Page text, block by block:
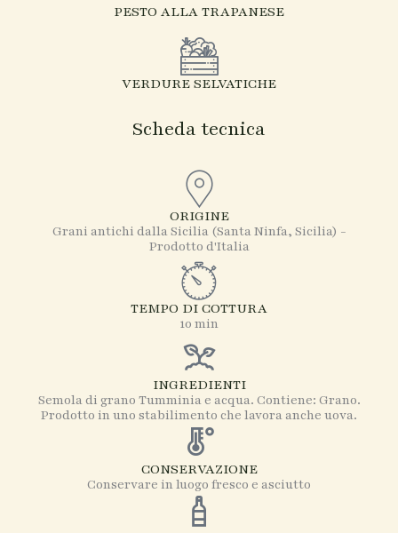
PESTO ALLA TRAPANESE
VERDURE SELVATICHE
Scheda tecnica
ORIGINE
Grani antichi dalla Sicilia (Santa Ninfa, Sicilia) -
Prodotto d'Italia
TEMPO DI COTTURA
10 min
INGREDIENTI
Semola di grano Tumminia e acqua. Contiene: Grano.
Prodotto in uno stabilimento che lavora anche uova.
CONSERVAZIONE
Conservare in luogo fresco e asciutto